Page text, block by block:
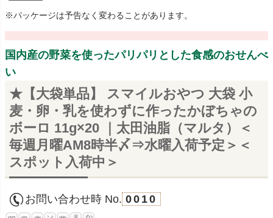
※パッケージは予告なく変わることがあります。
国内産の野菜を使ったパリパリとした食感のおせんべ
い
★【大袋単品】 スマイルおやつ 大袋 小
麦・卵・乳を使わずに作ったかぼちゃの
ボーロ 11g×20 ｜太田油脂（マルタ）＜
毎週月曜AM8時半〆⇒水曜入荷予定＞＜
スポット入荷中＞
お問い合わせ時 No. 0010